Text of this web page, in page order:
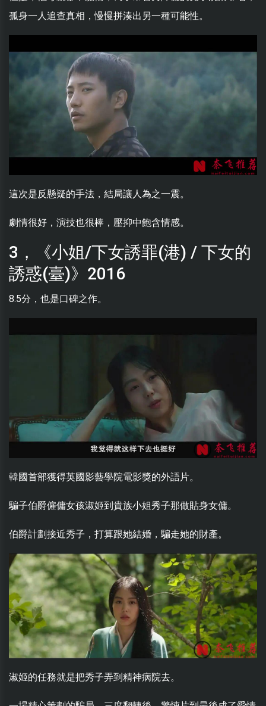
孤身一人追查真相，慢慢拼湊出另一種可能性。
這次是反懸疑的手法，結局讓人為之一震。
劇情很好，演技也很棒，壓抑中飽含情感。
3，《小姐/下女誘罪(港) / 下女的
誘惑(臺)》2016
8.5分，也是口碑之作。
韓國首部獲得英國影藝學院電影獎的外語片。
騙子伯爵僱傭女孩淑姬到貴族小姐秀子那做貼身女傭。
伯爵計劃接近秀子，打算跟她結婚，騙走她的財產。
淑姬的任務就是把秀子弄到精神病院去。